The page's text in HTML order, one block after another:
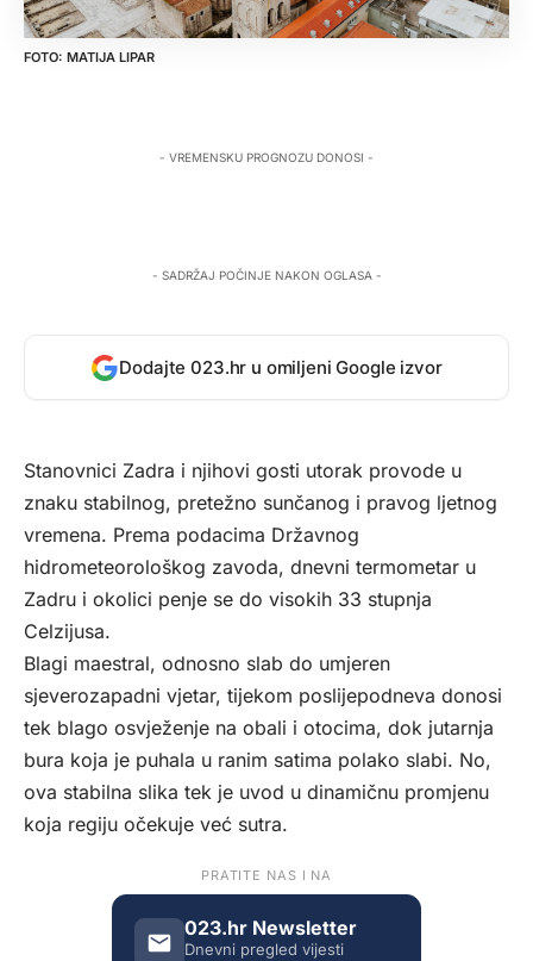
MATIJA LIPAR
- VREMENSKU PROGNOZU DONOSI -
- SADRŽAJ POČINJE NAKON OGLASA -
Dodajte 023.hr u omiljeni Google izvor
Stanovnici Zadra i njihovi gosti utorak provode u
znaku stabilnog, pretežno sunčanog i pravog ljetnog
vremena. Prema podacima Državnog
hidrometeorološkog zavoda, dnevni termometar u
Zadru i okolici penje se do visokih 33 stupnja
Celzijusa.
Blagi maestral, odnosno slab do umjeren
sjeverozapadni vjetar, tijekom poslijepodneva donosi
tek blago osvježenje na obali i otocima, dok jutarnja
bura koja je puhala u ranim satima polako slabi. No,
ova stabilna slika tek je uvod u dinamičnu promjenu
koja regiju očekuje već sutra.
PRATITE NAS I NA
023.hr Newsletter
Dnevni pregled vijesti